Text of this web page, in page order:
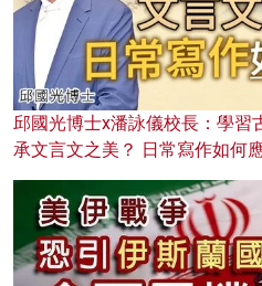
邱國光博士x潘詠儀校長：學習
承文言文之美？ 日常寫作如何